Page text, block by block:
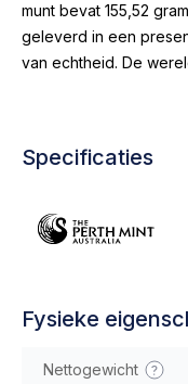
munt bevat 155,52
geleverd in een
van echtheid. De
Specificaties
Fysieke
Nettogewicht